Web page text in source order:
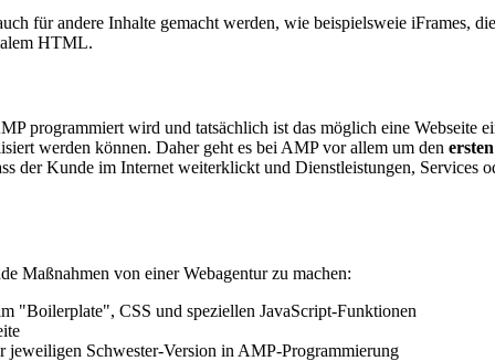
für andere Inhalte gemacht werden, wie beispielsweie iFrames,
HTML.
programmiert wird und tatsächlich ist das möglich eine Webseite
werden können. Daher geht es bei AMP vor allem um den
der Kunde im Internet weiterklickt und Dienstleistungen, Services
Maßnahmen von einer Webagentur zu machen:
"Boilerplate", CSS und speziellen JavaScript-Funktionen
Schwester-Version in AMP-Programmierung